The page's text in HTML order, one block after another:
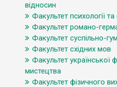
відносин
Факультет психології та
Факультет романо-
Факультет суспільно-
Факультет східних мов
Факультет української
мистецтва
Факультет фізичного